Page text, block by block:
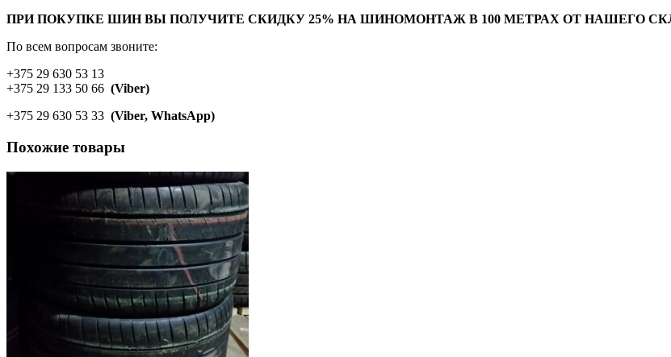
ПРИ ПОКУПКЕ ШИН ВЫ ПОЛУЧИТЕ СКИДКУ 25% НА ШИНОМОНТАЖ В 100 МЕТРАХ ОТ НАШЕГО
По всем вопросам звоните:
+375 29 630 53 13
+375 29 133 50 66 (Viber)
+375 29 630 53 33 (Viber, WhatsApp)
Похожие товары